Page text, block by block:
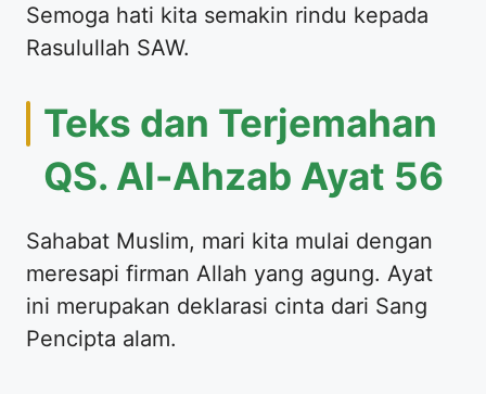
Semoga hati kita semakin rindu kepada
Rasulullah SAW.
Teks dan Terjemahan
QS. Al-Ahzab Ayat 56
Sahabat Muslim, mari kita mulai dengan
meresapi firman Allah yang agung. Ayat
ini merupakan deklarasi cinta dari Sang
Pencipta alam.